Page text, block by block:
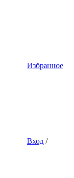
Избранное
Вход /